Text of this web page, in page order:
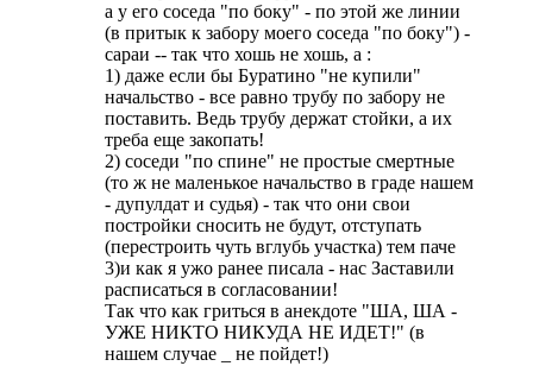
а у его соседа "по боку" - по этой же линии
(в притык к забору моего соседа "по боку") -
сараи -- так что хошь не хошь, а :
1) даже если бы Буратино "не купили"
начальство - все равно трубу по забору не
поставить. Ведь трубу держат стойки, а их
треба еще закопать!
2) соседи "по спине" не простые смертные
(то ж не маленькое начальство в граде нашем
- дупулдат и судья) - так что они свои
постройки сносить не будут, отступать
(перестроить чуть вглубь участка) тем паче
3)и как я ужо ранее писала - нас Заставили
расписаться в согласовании!
Так что как гриться в анекдоте "ША, ША -
УЖЕ НИКТО НИКУДА НЕ ИДЕТ!" (в
нашем случае _ не пойдет!)